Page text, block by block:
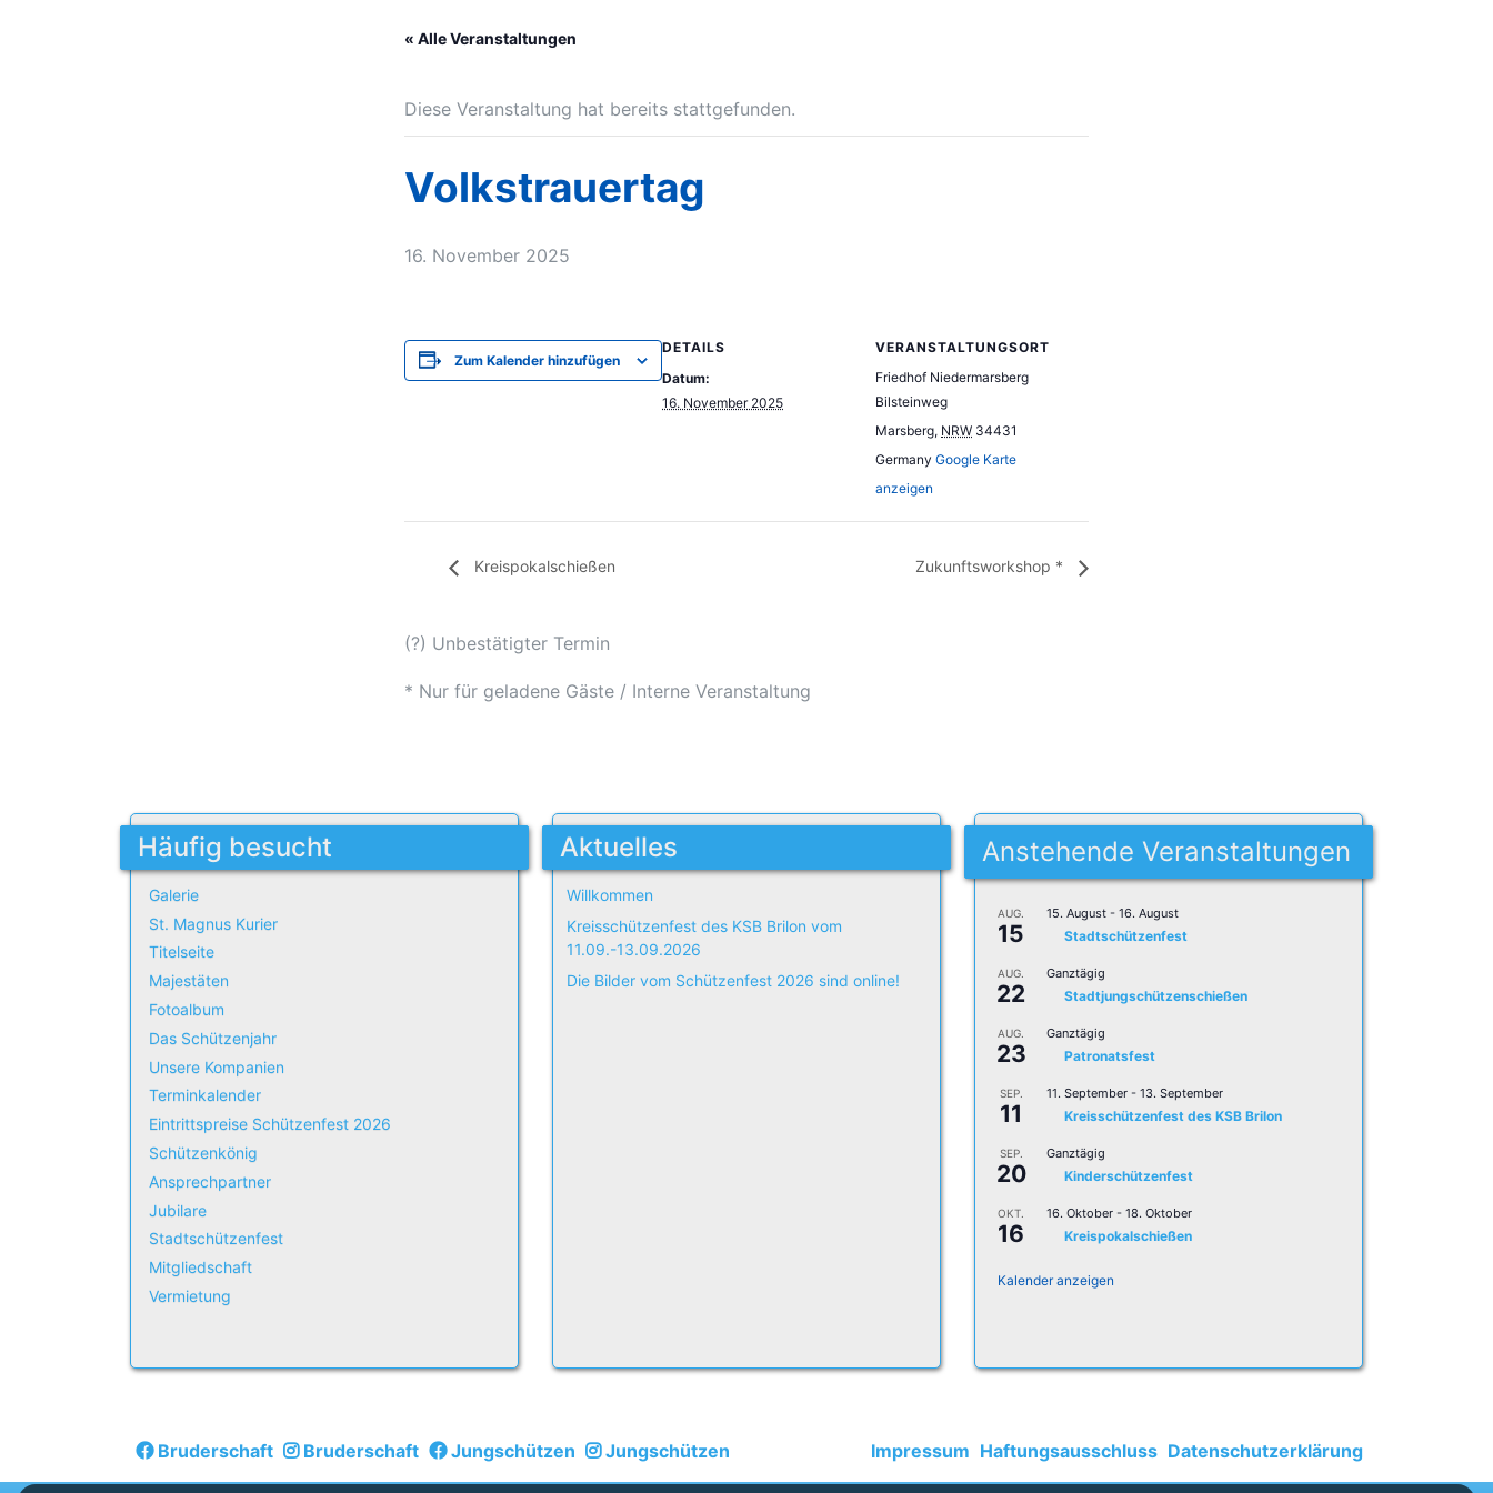
« Alle Veranstaltungen
Diese Veranstaltung hat bereits stattgefunden.
Volkstrauertag
16. November 2025
Zum Kalender hinzufügen
DETAILS
Datum:
16. November 2025
VERANSTALTUNGSORT
Friedhof Niedermarsberg
Bilsteinweg
Marsberg, NRW 34431
Germany Google Karte
anzeigen
Kreispokalschießen Zukunftsworkshop *
(?) Unbestätigter Termin
* Nur für geladene Gäste / Interne Veranstaltung
Häufig besucht
Galerie
St. Magnus Kurier
Titelseite
Majestäten
Fotoalbum
Das Schützenjahr
Unsere Kompanien
Terminkalender
Eintrittspreise Schützenfest 2026
Schützenkönig
Ansprechpartner
Jubilare
Stadtschützenfest
Mitgliedschaft
Vermietung
Aktuelles
Willkommen
Kreisschützenfest des KSB Brilon vom
11.09.-13.09.2026
Die Bilder vom Schützenfest 2026 sind online!
Anstehende Veranstaltungen
AUG.
15
15. August - 16. August
Stadtschützenfest
AUG.
22
Ganztägig
Stadtjungschützenschießen
AUG.
23
Ganztägig
Patronatsfest
SEP.
11
11. September - 13. September
Kreisschützenfest des KSB Brilon
SEP.
20
Ganztägig
Kinderschützenfest
OKT.
16
16. Oktober - 18. Oktober
Kreispokalschießen
Kalender anzeigen
Bruderschaft Bruderschaft Jungschützen Jungschützen Impressum Haftungsausschluss Datenschutzerklärung